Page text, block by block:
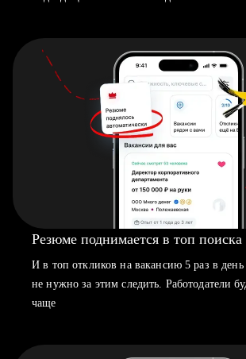
Резюме поднимается в топ поиска
И в топ откликов на вакансию 5 раз в
не нужно за этим следить. Работодатели
чаще